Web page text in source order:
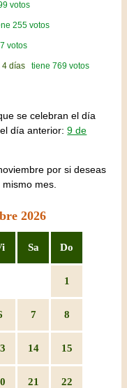
votos
255 votos
votos
4 días tiene 769 votos
se celebran el día
día anterior:9 de
por si deseas
mes.
2026
Sa Do
1
7 8
14 15
21 22